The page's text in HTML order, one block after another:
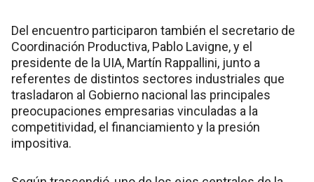
Del encuentro participaron también el secretario de
Coordinación Productiva, Pablo Lavigne, y el
presidente de la UIA, Martín Rappallini, junto a
referentes de distintos sectores industriales que
trasladaron al Gobierno nacional las principales
preocupaciones empresarias vinculadas a la
competitividad, el financiamiento y la presión
impositiva.